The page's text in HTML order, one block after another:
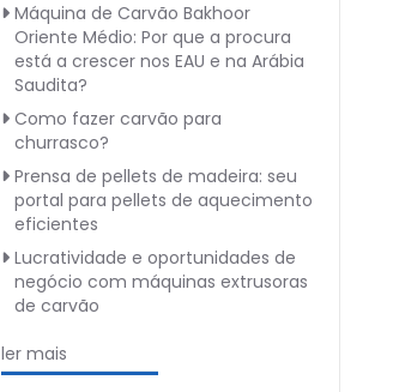
Máquina de Carvão Bakhoor
Oriente Médio: Por que a procura
está a crescer nos EAU e na Arábia
Saudita?
Como fazer carvão para
churrasco?
Prensa de pellets de madeira: seu
portal para pellets de aquecimento
eficientes
Lucratividade e oportunidades de
negócio com máquinas extrusoras
de carvão
ler mais